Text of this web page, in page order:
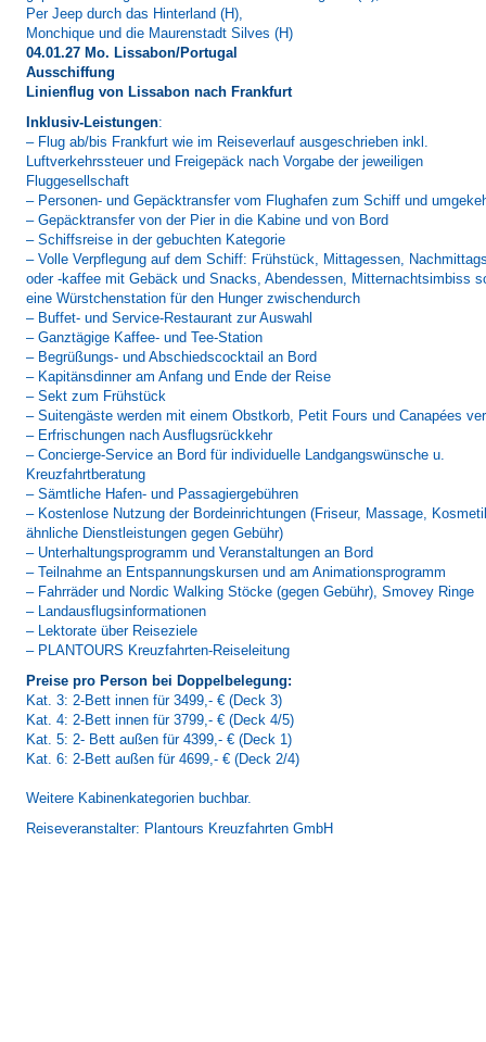
Per Jeep durch das Hinterland (H),
Monchique und die Maurenstadt Silves (H)
04.01.27 Mo. Lissabon/Portugal
Ausschiffung
Linienflug von Lissabon nach Frankfurt
Inklusiv-Leistungen:
– Flug ab/bis Frankfurt wie im Reiseverlauf ausgeschrieben inkl.
Luftverkehrssteuer und Freigepäck nach Vorgabe der jeweiligen
Fluggesellschaft
– Personen- und Gepäcktransfer vom Flughafen zum Schiff und
– Gepäcktransfer von der Pier in die Kabine und von Bord
– Schiffsreise in der gebuchten Kategorie
– Volle Verpflegung auf dem Schiff: Frühstück, Mittagessen,
oder -kaffee mit Gebäck und Snacks, Abendessen, Mitternachtsimbiss
eine Würstchenstation für den Hunger zwischendurch
– Buffet- und Service-Restaurant zur Auswahl
– Ganztägige Kaffee- und Tee-Station
– Begrüßungs- und Abschiedscocktail an Bord
– Kapitänsdinner am Anfang und Ende der Reise
– Sekt zum Frühstück
– Suitengäste werden mit einem Obstkorb, Petit Fours und Canapées
– Erfrischungen nach Ausflugsrückkehr
– Concierge-Service an Bord für individuelle Landgangswünsche u.
Kreuzfahrtberatung
– Sämtliche Hafen- und Passagiergebühren
– Kostenlose Nutzung der Bordeinrichtungen (Friseur, Massage,
ähnliche Dienstleistungen gegen Gebühr)
– Unterhaltungsprogramm und Veranstaltungen an Bord
– Teilnahme an Entspannungskursen und am Animationsprogramm
– Fahrräder und Nordic Walking Stöcke (gegen Gebühr), Smovey Ringe
– Landausflugsinformationen
– Lektorate über Reiseziele
– PLANTOURS Kreuzfahrten-Reiseleitung
Preise pro Person bei Doppelbelegung:
Kat. 3: 2-Bett innen für 3499,- € (Deck 3)
Kat. 4: 2-Bett innen für 3799,- € (Deck 4/5)
Kat. 5: 2- Bett außen für 4399,- € (Deck 1)
Kat. 6: 2-Bett außen für 4699,- € (Deck 2/4)
Weitere Kabinenkategorien buchbar.
Reiseveranstalter: Plantours Kreuzfahrten GmbH